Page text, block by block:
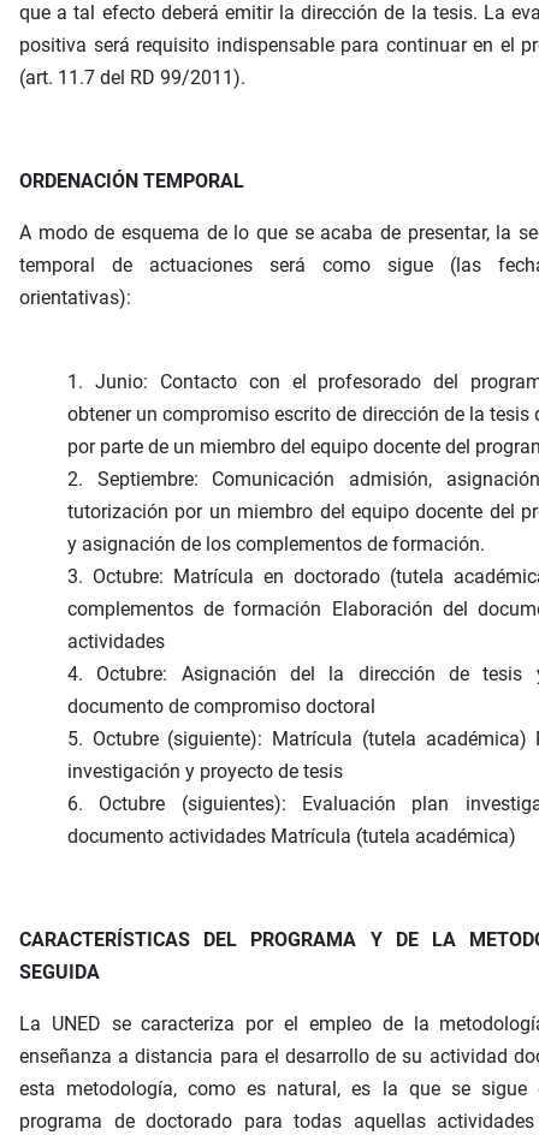
que a tal efecto deberá emitir la dirección de la tesis. La
positiva será requisito indispensable para continuar en el
(art. 11.7 del RD 99/2011).
ORDENACIÓN TEMPORAL
A modo de esquema de lo que se acaba de presentar, la
temporal de actuaciones será como sigue (las
orientativas):
1. Junio: Contacto con el profesorado del
obtener un compromiso escrito de dirección de la tesis
por parte de un miembro del equipo docente del
2. Septiembre: Comunicación admisión,
tutorización por un miembro del equipo docente del
y asignación de los complementos de formación.
3. Octubre: Matrícula en doctorado (tutela
complementos de formación Elaboración del
actividades
4. Octubre: Asignación del la dirección de tesis
documento de compromiso doctoral
5. Octubre (siguiente): Matrícula (tutela académica)
investigación y proyecto de tesis
6. Octubre (siguientes): Evaluación plan
documento actividades Matrícula (tutela académica)
CARACTERÍSTICAS DEL PROGRAMA Y DE LA
SEGUIDA
La UNED se caracteriza por el empleo de la
enseñanza a distancia para el desarrollo de su actividad
esta metodología, como es natural, es la que se sigue
programa de doctorado para todas aquellas